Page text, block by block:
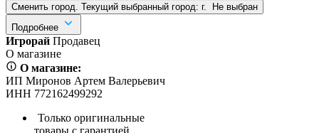
Сменить город. Текущий выбранный город: г.
Не выбран
Подробнее
Игрорай Продавец
О магазине
О магазине:
ИП Миронов Артем Валерьевич
ИНН 772162499292
Только оригинальные
товары с гарантией